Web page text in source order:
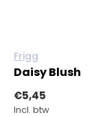
Frigg
Daisy Blush
€5,45
Incl. btw